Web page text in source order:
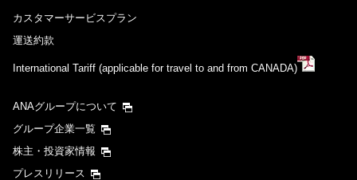
カスタマーサービスプラン
運送約款
International Tariff (applicable for travel to and from CANADA)
ANAグループについて
グループ企業一覧
株主・投資家情報
プレスリリース